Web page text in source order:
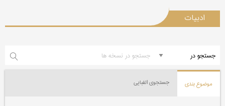
ادبیات
موضوع بندی جستجوی الفبایی